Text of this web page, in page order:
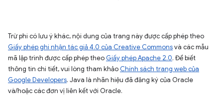
Trừ phi có lưu ý khác, nội dung của trang này được cấp phép theo
Giấy phép ghi nhận tác giả 4.0 của Creative Commonsvà các mẫu
mã lập trình được cấp phép theo Giấy phép Apache 2.0. Để biết
thông tin chi tiết, vui lòng tham khảo Chính sách trang web của
Google Developers. Java là nhãn hiệu đã đăng ký của Oracle
và/hoặc các đơn vị liên kết với Oracle.